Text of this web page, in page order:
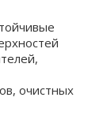
очистных